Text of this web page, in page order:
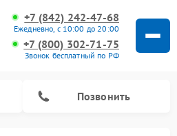
+7 (842) 242-47-68
Ежедневно, с 10:00 до 20:00
+7 (800) 302-71-75
Звонок бесплатный по РФ
Позвонить